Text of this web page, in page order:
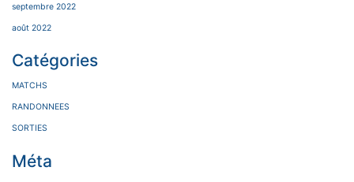
septembre 2022
août 2022
Catégories
MATCHS
RANDONNEES
SORTIES
Méta